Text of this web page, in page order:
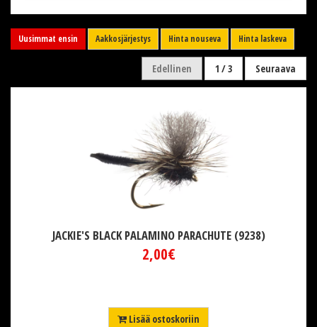
Uusimmat ensin Aakkosjärjestys Hinta nouseva Hinta laskeva
Edellinen 1 / 3 Seuraava
JACKIE'S BLACK PALAMINO PARACHUTE (9238)
2,00€
Lisää ostoskoriin